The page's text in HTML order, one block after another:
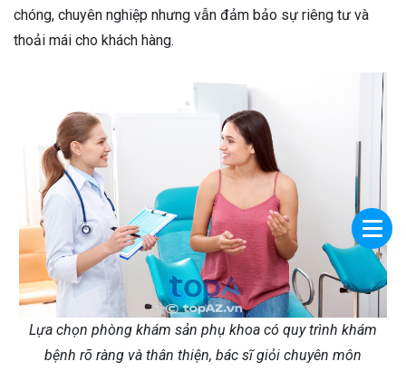
chóng, chuyên nghiệp nhưng vẫn đảm bảo sự riêng tư và
thoải mái cho khách hàng.
Lựa chọn phòng khám sản phụ khoa có quy trình khám
bệnh rõ ràng và thân thiện, bác sĩ giỏi chuyên môn